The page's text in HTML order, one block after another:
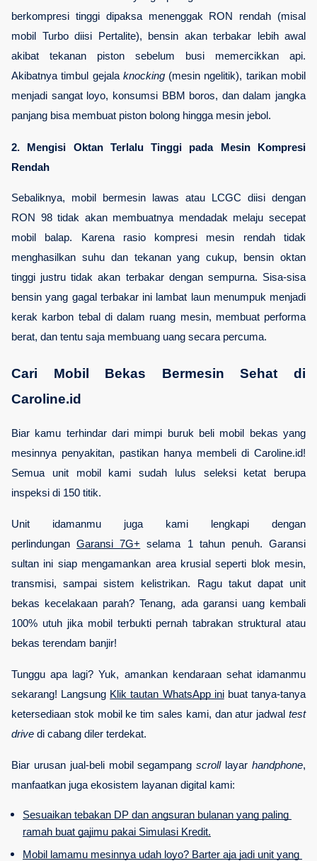
berkompresi tinggi dipaksa menenggak RON rendah (misal
mobil Turbo diisi Pertalite), bensin akan terbakar lebih awal
akibat tekanan piston sebelum busi memercikkan api.
Akibatnya timbul gejala knocking (mesin ngelitik), tarikan mobil
menjadi sangat loyo, konsumsi BBM boros, dan dalam jangka
panjang bisa membuat piston bolong hingga mesin jebol.
2.
Mengisi Oktan Terlalu Tinggi pada Mesin Kompresi
Rendah
Sebaliknya, mobil bermesin lawas atau LCGC diisi dengan
RON 98 tidak akan membuatnya mendadak melaju secepat
mobil balap. Karena rasio kompresi mesin rendah tidak
menghasilkan suhu dan tekanan yang cukup, bensin oktan
tinggi justru tidak akan terbakar dengan sempurna. Sisa-sisa
bensin yang gagal terbakar ini lambat laun menumpuk menjadi
kerak karbon tebal di dalam ruang mesin, membuat performa
berat, dan tentu saja membuang uang secara percuma.
Cari Mobil Bekas Bermesin Sehat di
Caroline.id
Biar kamu terhindar dari mimpi buruk beli mobil bekas yang
mesinnya penyakitan, pastikan hanya membeli di Caroline.id!
Semua unit mobil kami sudah lulus seleksi ketat berupa
inspeksi di 150 titik.
Unit idamanmu juga kami lengkapi dengan
perlindungan Garansi 7G+ selama 1 tahun penuh. Garansi
sultan ini siap mengamankan area krusial seperti blok mesin,
transmisi, sampai sistem kelistrikan. Ragu takut dapat unit
bekas kecelakaan parah? Tenang, ada garansi uang kembali
100% utuh jika mobil terbukti pernah tabrakan struktural atau
bekas terendam banjir!
Tunggu apa lagi? Yuk, amankan kendaraan sehat idamanmu
sekarang! Langsung Klik tautan WhatsApp ini buat tanya-tanya
ketersediaan stok mobil ke tim sales kami, dan atur jadwal test
drive di cabang diler terdekat.
Biar urusan jual-beli mobil segampang scroll layar handphone,
manfaatkan juga ekosistem layanan digital kami:
Sesuaikan tebakan DP dan angsuran bulanan yang paling
ramah buat gajimu pakai Simulasi Kredit.
Mobil lamamu mesinnya udah loyo? Barter aja jadi unit yang